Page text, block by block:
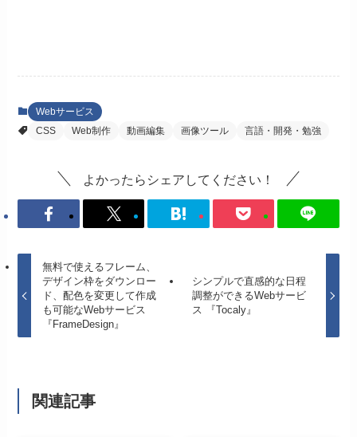
Webサービス
CSS
Web制作 動画編集 画像ツール 言語・開発・勉強
よかったらシェアしてください！
無料で使えるフレーム、
デザイン枠をダウンロー
ド、配色を変更して作成
も可能なWebサービス
『FrameDesign』
シンプルで直感的な日程
調整ができるWebサービ
ス 『Tocaly』
関連記事